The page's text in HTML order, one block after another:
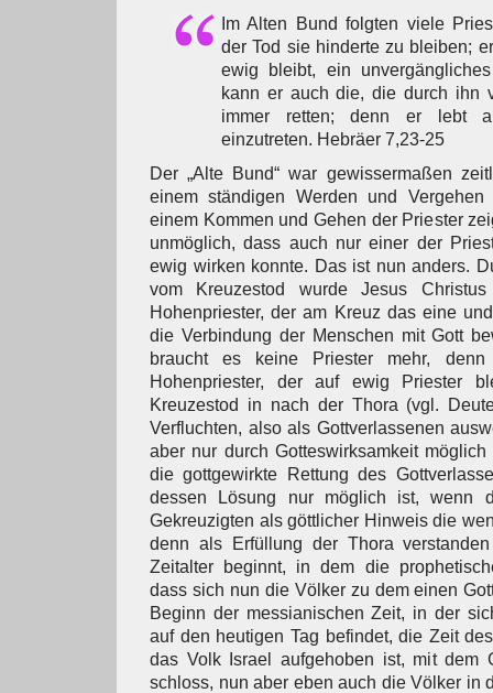
Im Alten Bund folgten viele
der Tod sie hinderte zu bleiben;
ewig bleibt, ein
kann er auch die, die durch ihn
immer retten; denn er lebt
einzutreten. Hebräer 7,23-25
Der „Alte Bund“ war gewissermaßen
einem ständigen Werden und
einem Kommen und Gehen der Priester
unmöglich, dass auch nur einer der
ewig wirken konnte. Das ist nun anders.
vom Kreuzestod wurde Jesus
Hohenpriester, der am Kreuz das eine
die Verbindung der Menschen mit Gott
braucht es keine Priester mehr,
Hohenpriester, der auf ewig Priester
Kreuzestod in nach der Thora (vgl.
Verfluchten, also als Gottverlassenen
aber nur durch Gotteswirksamkeit
die gottgewirkte Rettung des
dessen Lösung nur möglich ist, wenn
Gekreuzigten als göttlicher Hinweis die
denn als Erfüllung der Thora
Zeitalter beginnt, in dem die
dass sich nun die Völker zu dem einen
Beginn der messianischen Zeit, in der
auf den heutigen Tag befindet, die Zeit
das Volk Israel aufgehoben ist, mit dem
schloss, nun aber eben auch die Völker in